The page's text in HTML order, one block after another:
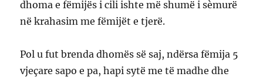
dhoma e fëmijës i cili ishte më shumë i sèmurë
në krahasim me fëmijët e tjerë.
Pol u fut brenda dhomës së saj, ndërsa fëmija 5
vjeçare sapo e pa, hapi sytë me të madhe dhe